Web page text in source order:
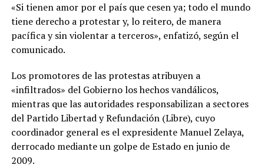
«Si tienen amor por el país que cesen ya; todo el mundo
tiene derecho a protestar y, lo reitero, de manera
pacífica y sin violentar a terceros», enfatizó, según el
comunicado.
Los promotores de las protestas atribuyen a
«infiltrados» del Gobierno los hechos vandálicos,
mientras que las autoridades responsabilizan a sectores
del Partido Libertad y Refundación (Libre), cuyo
coordinador general es el expresidente Manuel Zelaya,
derrocado mediante un golpe de Estado en junio de
2009.